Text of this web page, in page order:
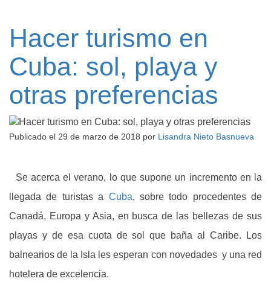
Hacer turismo en
Cuba: sol, playa y
otras preferencias
Publicado el 29 de marzo de 2018 por Lisandra Nieto Basnueva
Se acerca el verano, lo que supone un incremento en la
llegada de turistas a Cuba, sobre todo procedentes de
Canadá, Europa y Asia, en busca de las bellezas de sus
playas y de esa cuota de sol que baña al Caribe. Los
balnearios de la Isla les esperan con novedades y una red
hotelera de excelencia.